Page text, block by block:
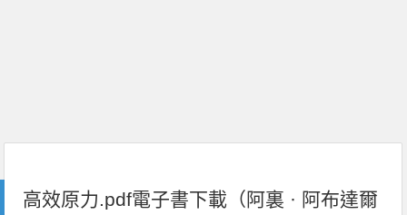
高效原力.pdf電子書下載（阿裏 · 阿布達爾